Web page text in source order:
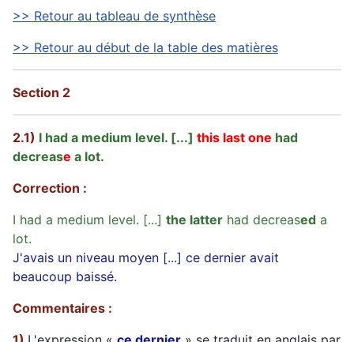
>> Retour au tableau de synthèse
>> Retour au début de la table des matières
Section 2
2.1) I had a medium level. [...] this last one had
decrease a lot.
Correction :
I had a medium level. [...] the latter had decreased a
lot.
J'avais un niveau moyen [...] ce dernier avait
beaucoup baissé.
Commentaires :